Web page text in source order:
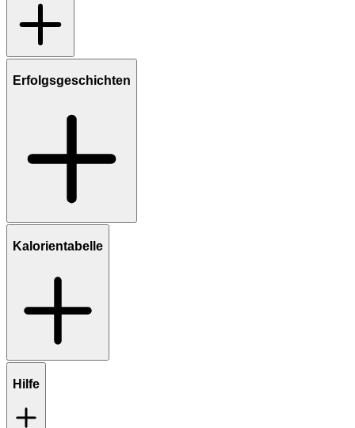
Erfolgsgeschichten
Kalorientabelle
Hilfe